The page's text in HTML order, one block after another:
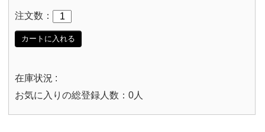
注文数：
カートに入れる
在庫状況 :
お気に入りの総登録人数：0人